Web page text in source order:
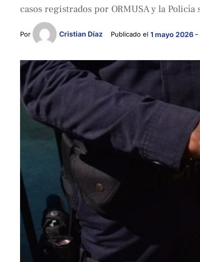
casos registrados por ORMUSA y la
Por Cristian Díaz Publicado el 1 mayo 2026 -